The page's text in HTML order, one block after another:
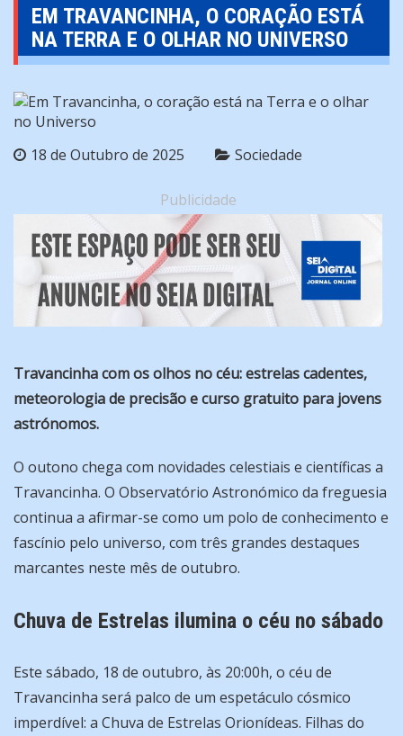
EM TRAVANCINHA, O CORAÇÃO ESTÁ
NA TERRA E O OLHAR NO UNIVERSO
18 de Outubro de 2025 Sociedade
Publicidade
Travancinha com os olhos no céu: estrelas cadentes,
meteorologia de precisão e curso gratuito para jovens
astrónomos.
O outono chega com novidades celestiais e científicas a
Travancinha. O Observatório Astronómico da freguesia
continua a afirmar-se como um polo de conhecimento e
fascínio pelo universo, com três grandes destaques
marcantes neste mês de outubro.
Chuva de Estrelas ilumina o céu no sábado
Este sábado, 18 de outubro, às 20:00h, o céu de
Travancinha será palco de um espetáculo cósmico
imperdível: a Chuva de Estrelas Orionídeas. Filhas do